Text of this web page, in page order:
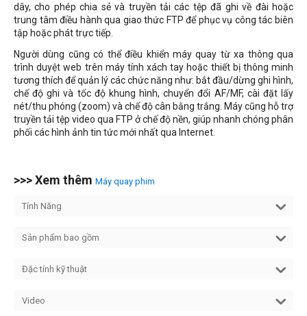
dây, cho phép chia sẻ và truyền tải các tệp đã ghi về đài hoặc
trung tâm điều hành qua giao thức FTP để phục vụ công tác biên
tập hoặc phát trực tiếp.
Người dùng cũng có thể điều khiển máy quay từ xa thông qua
trình duyệt web trên máy tính xách tay hoặc thiết bị thông minh
tương thích để quản lý các chức năng như: bắt đầu/dừng ghi hình,
chế độ ghi và tốc độ khung hình, chuyển đổi AF/MF, cài đặt lấy
nét/thu phóng (zoom) và chế độ cân bằng trắng. Máy cũng hỗ trợ
truyền tải tệp video qua FTP ở chế độ nền, giúp nhanh chóng phân
phối các hình ảnh tin tức mới nhất qua Internet.
>>> Xem thêm Máy quay phim
Tính Năng
Sản phẩm bao gồm
Đặc tính kỹ thuật
Video